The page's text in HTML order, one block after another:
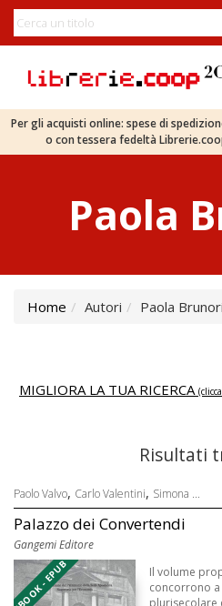
Per gli acquisti online: spese di
o con tessera fedeltà
Paola
Home Autori Paola Brunori
MIGLIORA LA TUA RICERCA
Risultati
Paolo Valvo, Carlo Valentini, Simona ...
Palazzo dei Convertendi
Gangemi Editore
EBOOK - EPUB
Il volume
concorrono
plurisecolare